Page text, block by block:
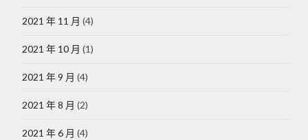
2021 年 11 月 (4)
2021 年 10 月 (1)
2021 年 9 月 (4)
2021 年 8 月 (2)
2021 年 6 月 (4)